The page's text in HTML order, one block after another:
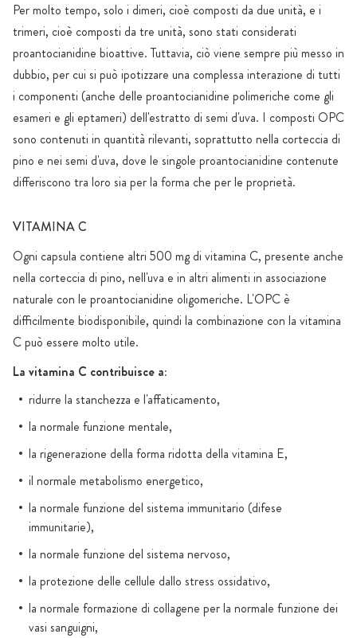
Per molto tempo, solo i dimeri, cioè composti da due unità, e i
trimeri, cioè composti da tre unità, sono stati considerati
proantocianidine bioattive. Tuttavia, ciò viene sempre più messo in
dubbio, per cui si può ipotizzare una complessa interazione di tutti
i componenti (anche delle proantocianidine polimeriche come gli
esameri e gli eptameri) dell'estratto di semi d'uva. I composti OPC
sono contenuti in quantità rilevanti, soprattutto nella corteccia di
pino e nei semi d'uva, dove le singole proantocianidine contenute
differiscono tra loro sia per la forma che per le proprietà.
VITAMINA C
Ogni capsula contiene altri 500 mg di vitamina C, presente anche
nella corteccia di pino, nell'uva e in altri alimenti in associazione
naturale con le proantocianidine oligomeriche. L'OPC è
difficilmente biodisponibile, quindi la combinazione con la vitamina
C può essere molto utile.
La vitamina C contribuisce a:
ridurre la stanchezza e l'affaticamento,
la normale funzione mentale,
la rigenerazione della forma ridotta della vitamina E,
il normale metabolismo energetico,
la normale funzione del sistema immunitario (difese
immunitarie),
la normale funzione del sistema nervoso,
la protezione delle cellule dallo stress ossidativo,
la normale formazione di collagene per la normale funzione dei
vasi sanguigni,